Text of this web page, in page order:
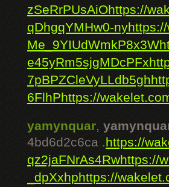
zSeRrPUsAiOhttps://
qDhgqYMHw0-ny
Me_9YIUdWmkP8x3W
e45yRm5sjgMDcPFx
7pBPZCleVyLLdb5gh
6FlhPhttps://
yamynquar,
4bd6d2c6ca .https://
qz2jaFNrAs4Rwhttps://
_dpXxhphttps://